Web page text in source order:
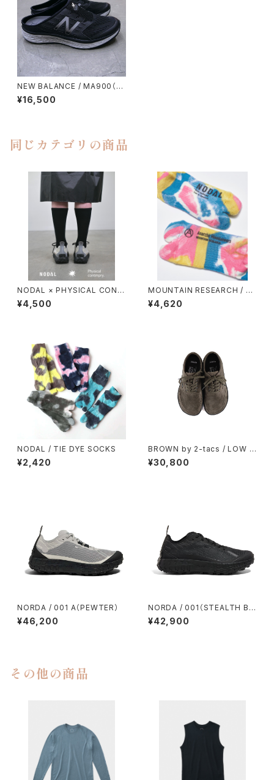
NEW BALANCE / MA900（B
LACK）
¥16,500
同じカテゴリの商品
NODAL × PHYSICAL CONT
MPRY.
¥4,500
MOUNTAIN RESEARCH / TI
E DYE TABI
¥4,620
NODAL / TIE DYE SOCKS
¥2,420
BROWN by 2-tacs / LOW D
ROP SNEAKER
¥30,800
NORDA / 001 A（PEWTER）
¥46,200
NORDA / 001（STEALTH BL
ACK）
¥42,900
その他の商品